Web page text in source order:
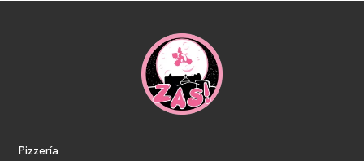
Pizzería